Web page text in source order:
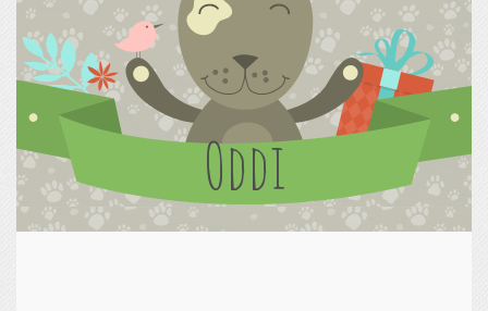
Oddi